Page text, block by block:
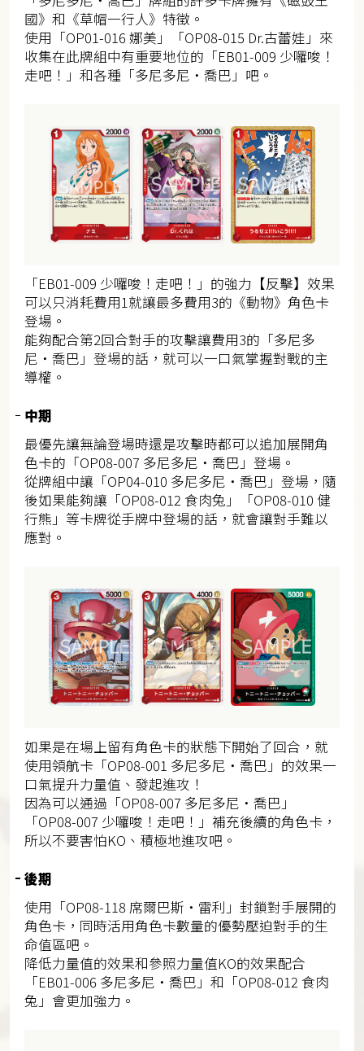
國》和《草帽一行人》特徵。
使用「OP01-016 娜美」「OP08-015 Dr.古蕾娃」來
收集在此牌組中有重要地位的「EB01-009 少囉唆！
走吧！」和各種「多尼多尼・喬巴」吧。
「EB01-009 少囉唆！走吧！」的強力【反擊】效果
可以只消耗費用1就讓最多費用3的《動物》角色卡
登場。
能夠配合第2回合對手的攻擊讓費用3的「多尼多
尼・喬巴」登場的話，就可以一口氣掌握對戰的主
導權。
中期
最優先讓無論登場時還是攻擊時都可以追加展開角
色卡的「OP08-007 多尼多尼・喬巴」登場。
從牌組中讓「OP04-010 多尼多尼・喬巴」登場，隨
後如果能夠讓「OP08-012 食肉兔」「OP08-010 健
行熊」等卡牌從手牌中登場的話，就會讓對手難以
應對。
如果是在場上留有角色卡的狀態下開始了回合，就
使用領航卡「OP08-001 多尼多尼・喬巴」的效果一
口氣提升力量值、發起進攻！
因為可以通過「OP08-007 多尼多尼・喬巴」
「OP08-007 少囉唆！走吧！」補充後續的角色卡，
所以不要害怕KO、積極地進攻吧。
後期
使用「OP08-118 席爾巴斯・雷利」封鎖對手展開的
角色卡，同時活用角色卡數量的優勢壓迫對手的生
命值區吧。
降低力量值的效果和參照力量值KO的效果配合
「EB01-006 多尼多尼・喬巴」和「OP08-012 食肉
兔」會更加強力。